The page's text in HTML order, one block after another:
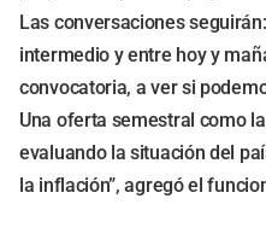
Las conversaciones
intermedio y entre hoy y
convocatoria, a ver si
Una oferta semestral como
evaluando la situación del
la inflación”, agregó el